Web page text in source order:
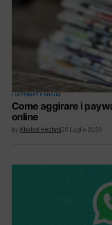
INTERNET E SOCIAL
Come aggirare i
online
by Khaled Hechmi25 Luglio 2026